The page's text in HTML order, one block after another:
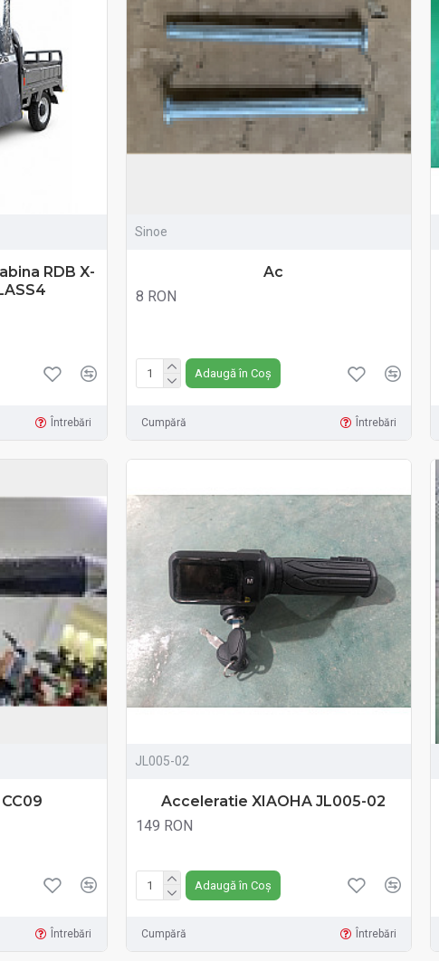
RDB X-
Întrebări
Sinoe
Ac
8 RON
Adaugă în Coș
Cumpără Întrebări
Întrebări
JL005-02
Acceleratie XIAOHA JL005-02
149 RON
Adaugă în Coș
Cumpără Întrebări